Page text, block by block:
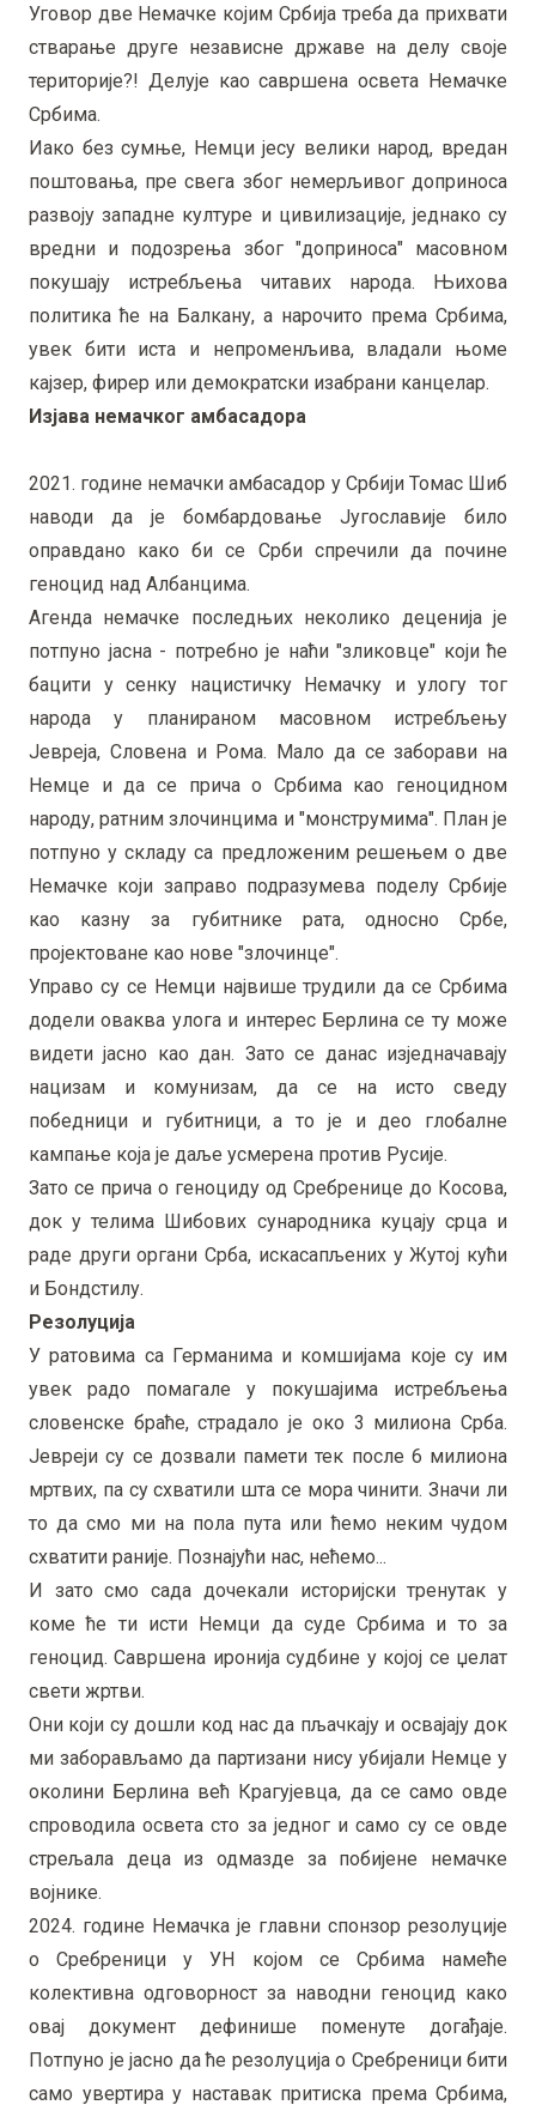
Уговор две Немачке којим Србија треба да прихвати
стварање друге независне државе на делу своје
територије?! Делује као савршена освета Немачке
Србима.
Иако без сумње, Немци јесу велики народ, вредан
поштовања, пре свега због немерљивог доприноса
развоју западне културе и цивилизације, једнако су
вредни и подозрења због "доприноса" масовном
покушају истребљења читавих народа. Њихова
политика ће на Балкану, а нарочито према Србима,
увек бити иста и непроменљива, владали њоме
кајзер, фирер или демократски изабрани канцелар.
Изјава немачког амбасадора
2021. године немачки амбасадор у Србији Томас Шиб
наводи да је бомбардовање Југославије било
оправдано како би се Срби спречили да почине
геноцид над Албанцима.
Агенда немачке последњих неколико деценија је
потпуно јасна - потребно је наћи "зликовце" који ће
бацити у сенку нацистичку Немачку и улогу тог
народа у планираном масовном истребљењу
Јевреја, Словена и Рома. Мало да се заборави на
Немце и да се прича о Србима као геноцидном
народу, ратним злочинцима и "монструмима". План је
потпуно у складу са предложеним решењем о две
Немачке који заправо подразумева поделу Србије
као казну за губитнике рата, односно Србе,
пројектоване као нове "злочинце".
Управо су се Немци највише трудили да се Србима
додели оваква улога и интерес Берлина се ту може
видети јасно као дан. Зато се данас изједначавају
нацизам и комунизам, да се на исто сведу
победници и губитници, а то је и део глобалне
кампање која је даље усмерена против Русије.
Зато се прича о геноциду од Сребренице до Косова,
док у телима Шибових сународника куцају срца и
раде други органи Срба, искасапљених у Жутој кући
и Бондстилу.
Резолуција
У ратовима са Германима и комшијама које су им
увек радо помагале у покушајима истребљења
словенске браће, страдало је око 3 милиона Срба.
Јевреји су се дозвали памети тек после 6 милиона
мртвих, па су схватили шта се мора чинити. Значи ли
то да смо ми на пола пута или ћемо неким чудом
схватити раније. Познајући нас, нећемо...
И зато смо сада дочекали историјски тренутак у
коме ће ти исти Немци да суде Србима и то за
геноцид. Савршена иронија судбине у којој се џелат
свети жртви.
Они који су дошли код нас да пљачкају и освајају док
ми заборављамо да партизани нису убијали Немце у
околини Берлина већ Крагујевца, да се само овде
спроводила освета сто за једног и само су се овде
стрељала деца из одмазде за побијене немачке
војнике.
2024. године Немачка је главни спонзор резолуције
о Сребреници у УН којом се Србима намеће
колективна одговорност за наводни геноцид како
овај документ дефинише поменуте догађаје.
Потпуно је јасно да ће резолуција о Сребреници бити
само увертира у наставак притиска према Србима,